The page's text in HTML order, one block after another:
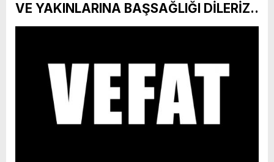
VE YAKINLARINA BAŞSAĞLIĞI DİLERİZ..